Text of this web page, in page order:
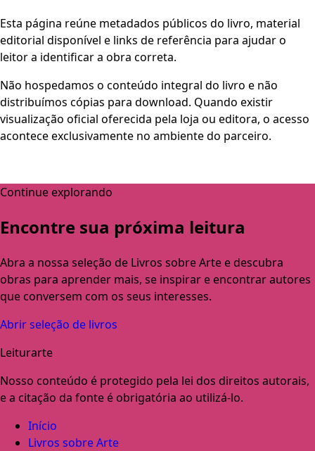
Esta página reúne metadados públicos do livro, material
editorial disponível e links de referência para ajudar o
leitor a identificar a obra correta.
Não hospedamos o conteúdo integral do livro e não
distribuímos cópias para download. Quando existir
visualização oficial oferecida pela loja ou editora, o acesso
acontece exclusivamente no ambiente do parceiro.
Continue explorando
Encontre sua próxima leitura
Abra a nossa seleção de Livros sobre Arte e descubra
obras para aprender mais, se inspirar e encontrar autores
que conversem com os seus interesses.
Abrir seleção de livros
Leiturarte
Nosso conteúdo é protegido pela lei dos direitos autorais,
e a citação da fonte é obrigatória ao utilizá-lo.
Início
Livros sobre Arte